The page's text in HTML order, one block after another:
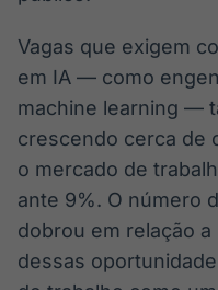
Vagas que exigem
em IA — como
machine learning —
crescendo cerca de
o mercado de
ante 9%. O número
dobrou em relação
dessas